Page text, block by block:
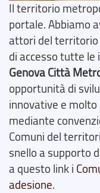
Il territorio
portale. Abbiamo
attori del territorio
di accesso tutte
Genova Città
opportunità di
innovative e
mediante
Comuni del
snello a supporto
a questo link i
adesione.